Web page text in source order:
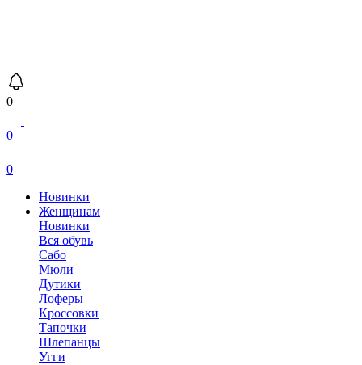
0
0
0
Новинки
Женщинам
Новинки
Вся обувь
Сабо
Мюли
Дутики
Лоферы
Кроссовки
Тапочки
Шлепанцы
Угги